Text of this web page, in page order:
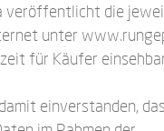
veröffentlicht die
unter
für Käufer
einverstanden,